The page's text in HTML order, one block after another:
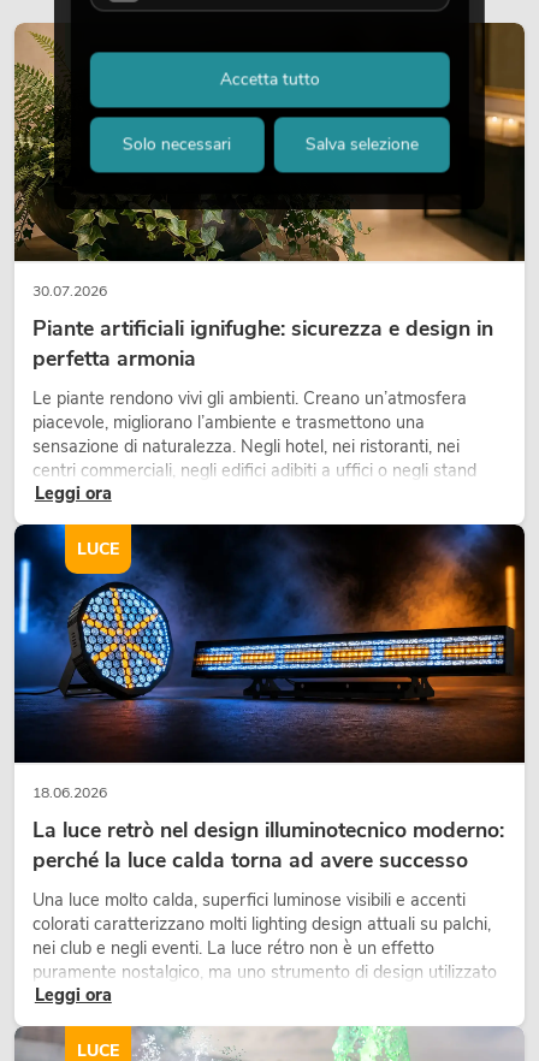
30.07.2026
Piante artificiali ignifughe: sicurezza e design in
perfetta armonia
Le piante rendono vivi gli ambienti. Creano un’atmosfera
piacevole, migliorano l’ambiente e trasmettono una
sensazione di naturalezza. Negli hotel, nei ristoranti, nei
centri commerciali, negli edifici adibiti a uffici o negli stand
fieristici, una vegetazione di alta qualità è ormai parte
integrante dei moderni progetti di arredamento.
Leggi ora
DECORAZIONE
18.06.2026
La luce retrò nel design illuminotecnico moderno:
perché la luce calda torna ad avere successo
Una luce molto calda, superfici luminose visibili e accenti
colorati caratterizzano molti lighting design attuali su palchi,
nei club e negli eventi. La luce rétro non è un effetto
puramente nostalgico, ma uno strumento di design utilizzato
in modo consapevole: crea atmosfera, dona carattere alle
scene e può rendere più emozionali i setup LED tecnici.
Leggi ora
LUCE
LUCE
Solo necessari Salva selezione
Accetta tutto